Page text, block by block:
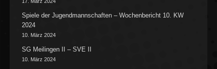
17. März 2024
Spiele der Jugendmannschaften – Wochenbericht 10. KW
2024
10. März 2024
SG Meilingen II – SVE II
10. März 2024